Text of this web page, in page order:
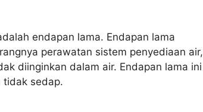
endapan lama. Endapan lama
perawatan sistem penyediaan air,
diinginkan dalam air. Endapan lama ini
tidak sedap.